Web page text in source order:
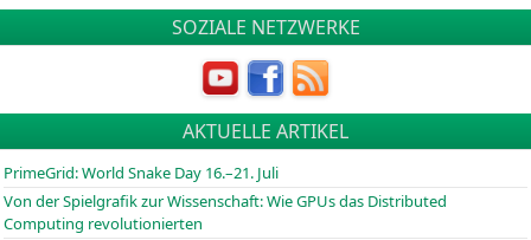
SOZIALE NETZWERKE
AKTUELLE ARTIKEL
PrimeGrid: World Snake Day 16.–21. Juli
Von der Spielgrafik zur Wissenschaft: Wie GPUs das Distributed
Computing revolutionierten